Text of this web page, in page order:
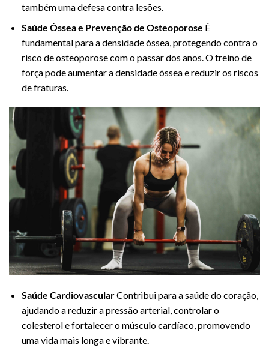
também uma defesa contra lesões.
Saúde Óssea e Prevenção de Osteoporose É
fundamental para a densidade óssea, protegendo contra o
risco de osteoporose com o passar dos anos. O treino de
força pode aumentar a densidade óssea e reduzir os riscos
de fraturas.
Saúde CardiovascularContribui para a saúde do coração,
ajudando a reduzir a pressão arterial, controlar o
colesterol e fortalecer o músculo cardíaco, promovendo
uma vida mais longa e vibrante.